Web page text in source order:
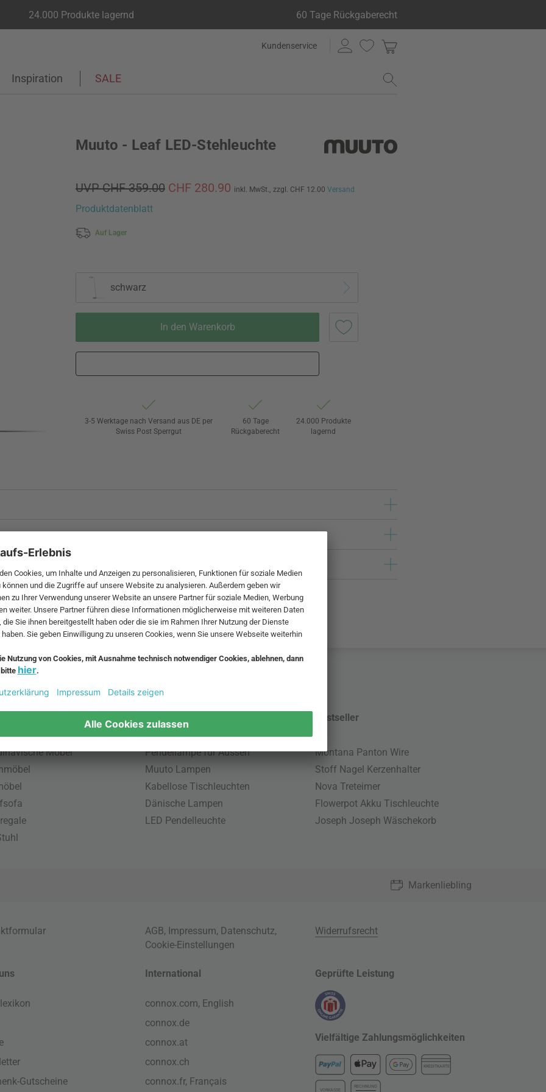
24.000 Produkte lagernd 60 Tage Rückgaberecht
Kundenservice
Inspiration SALE
Muuto - Leaf LED-Stehleuchte
UVP CHF 359.00 CHF 280.90 inkl. MwSt., zzgl. CHF 12.00 Versand
Produktdatenblatt
Auf Lager
schwarz
In den Warenkorb
3-5 Werktage nach Versand aus DE per
Swiss Post Sperrgut
60 Tage
Rückgaberecht
24.000 Produkte
lagernd
und zzgl.
Möbel
Beliebte Leuchten
Pendellampe für Aussen
Muuto Lampen
Kabellose Tischleuchten
Dänische Lampen
LED Pendelleuchte
Bestseller
Montana Panton Wire
Stoff Nagel Kerzenhalter
Nova Treteimer
Flowerpot Akku Tischleuchte
Joseph Joseph Wäschekorb
Markenliebling
AGB, Impressum, Datenschutz,
Cookie-Einstellungen
Widerrufsrecht
Gutscheine
International
connox.com, English
connox.de
connox.at
connox.ch
connox.fr, Français
Geprüfte Leistung
Vielfältige Zahlungsmöglichkeiten
KREDITKARTE
VORKASSE
RECHNUNG